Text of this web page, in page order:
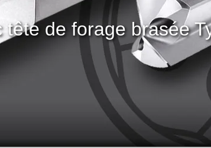
tête de forage brasée